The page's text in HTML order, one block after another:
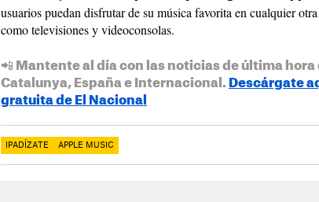
usuarios puedan disfrutar de su música favorita en cualquier
como televisiones y videoconsolas.
📲 Mantente al día con las noticias de última hora
Catalunya, España e Internacional. Descárgate
gratuita de El Nacional
IPADÍZATE APPLE MUSIC